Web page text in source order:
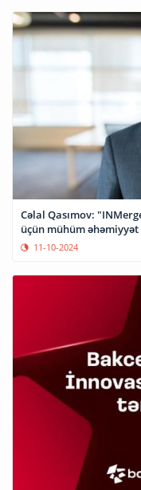
Cəlal Qasımov:
üçün mühüm
11-10-2024